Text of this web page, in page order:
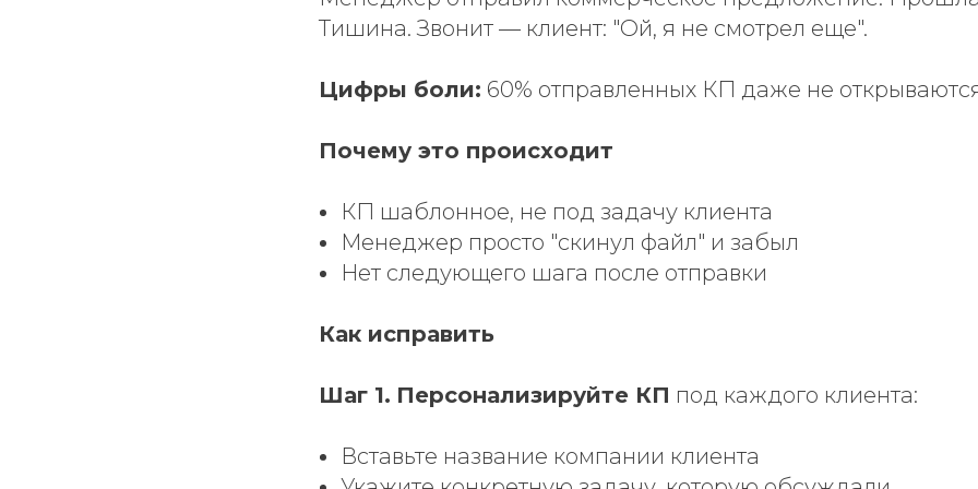
Тишина. Звонит — клиент: "Ой, я не смотрел еще".
Цифры боли: 60% отправленных КП даже не
Почему это происходит
КП шаблонное, не под задачу клиента
Менеджер просто "скинул файл" и забыл
Нет следующего шага после отправки
Как исправить
Шаг 1. Персонализируйте КП под каждого клиента:
Вставьте название компании клиента